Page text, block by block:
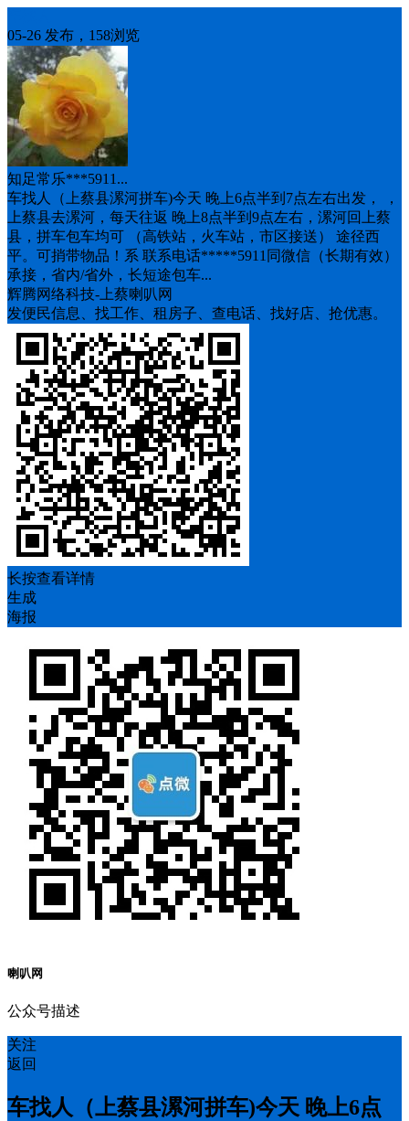
05-26 发布，158浏览
知足常乐***5911...
车找人（上蔡县漯河拼车)今天 晚上6点半到7点左右出发， ，
上蔡县去漯河，每天往返 晚上8点半到9点左右，漯河回上蔡
县，拼车包车均可 （高铁站，火车站，市区接送） 途径西
平。可捎带物品！系 联系电话*****5911同微信（长期有效）
承接，省内/省外，长短途包车...
辉腾网络科技-上蔡喇叭网
发便民信息、找工作、租房子、查电话、找好店、抢优惠。
长按查看详情
生成
海报
喇叭网
公众号描述
关注
返回
车找人（上蔡县漯河拼车)今天 晚上6点